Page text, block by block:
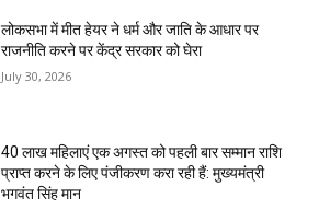
लोकसभा में मीत हेयर ने धर्म और जाति के आधार पर
राजनीति करने पर केंद्र सरकार को घेरा
July 30, 2026
40 लाख महिलाएं एक अगस्त को पहली बार सम्मान राशि
प्राप्त करने के लिए पंजीकरण करा रही हैं: मुख्यमंत्री
भगवंत सिंह मान